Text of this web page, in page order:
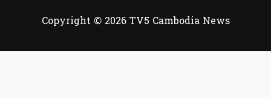
Copyright © 2026 TV5 Cambodia News